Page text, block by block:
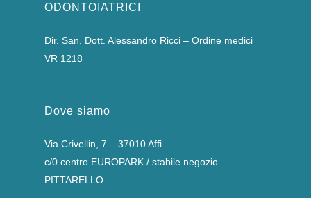
ODONTOIATRICI
Dir. San. Dott. Alessandro Ricci – Ordine medici
VR 1218
Dove siamo
Via Crivellin, 7 – 37010 Affi
c/0 centro EUROPARK / stabile negozio
PITTARELLO